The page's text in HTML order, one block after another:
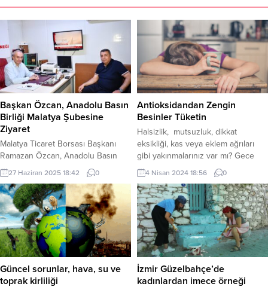
Başkan Özcan, Anadolu Basın
Birliği Malatya Şubesine
Ziyaret
Malatya Ticaret Borsası Başkanı
Ramazan Özcan, Anadolu Basın
Birliği Malatya Şubesini ziyaret etti
27 Haziran 2025 18:42 0
Antioksidandan Zengin
Besinler Tüketin
Halsizlik, mutsuzluk, dikkat
eksikliği, kas veya eklem ağrıları
gibi yakınmalarınız var mı? Gece
saatlerce uyumanıza rağmen
sabahları yataktan kalkmakta güçlük
çekiyor musunuz? Bu sorunlar size
tanıdık geliyorsa, nedeni yaşam
kalitemizi oldukça düşürebilen
‘bahar yorgunluğu’ olabilir! Bahar
yorgunluğu genellikle kışın sona
erip baharın gelmesiyle ortaya
çıkan bir durum. Vücudumuz kış
aylarında...
4 Nisan 2024 18:56 0
Güncel sorunlar, hava, su ve
toprak kirliliği
İzmir Güzelbahçe’de
kadınlardan imece örneği